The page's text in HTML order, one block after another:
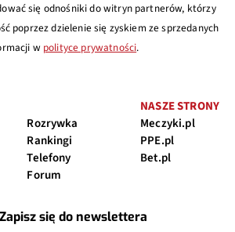
się odnośniki do witryn partnerów, którzy
poprzez dzielenie się zyskiem ze sprzedanych
w polityce prywatności.
Rozrywka
Rankingi
Telefony
Forum
NASZE STRONY
Meczyki.pl
PPE.pl
Bet.pl
się do newslettera